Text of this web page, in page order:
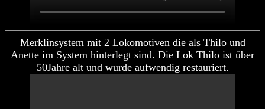
Merklinsystem mit 2 Lokomotiven die als Thilo und
Anette im System hinterlegt sind. Die Lok Thilo ist über
50Jahre alt und wurde aufwendig restauriert.